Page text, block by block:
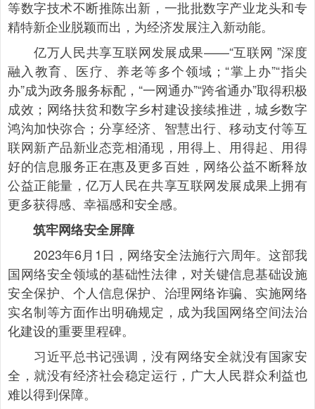
等数字技术不断推陈出新，一批批数字产业龙头和专
精特新企业脱颖而出，为经济发展注入新动能。
亿万人民共享互联网发展成果——“互联网 ”深度
融入教育、医疗、养老等多个领域；“掌上办”“指尖
办”成为政务服务标配，“一网通办”“跨省通办”取得积极
成效；网络扶贫和数字乡村建设接续推进，城乡数字
鸿沟加快弥合；分享经济、智慧出行、移动支付等互
联网新产品新业态竞相涌现，用得上、用得起、用得
好的信息服务正在惠及更多百姓，网络公益不断释放
公益正能量，亿万人民在共享互联网发展成果上拥有
更多获得感、幸福感和安全感。
筑牢网络安全屏障
2023年6月1日，网络安全法施行六周年。这部我
国网络安全领域的基础性法律，对关键信息基础设施
安全保护、个人信息保护、治理网络诈骗、实施网络
实名制等方面作出明确规定，成为我国网络空间法治
化建设的重要里程碑。
习近平总书记强调，没有网络安全就没有国家安
全，就没有经济社会稳定运行，广大人民群众利益也
难以得到保障。